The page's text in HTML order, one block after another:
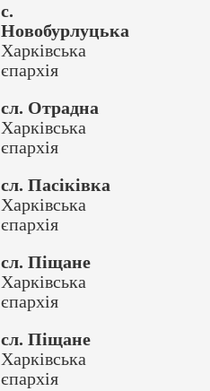
с.
Новобурлуцька
Харківська
єпархія
сл. Отрадна
Харківська
єпархія
сл. Пасіківка
Харківська
єпархія
сл. Піщане
Харківська
єпархія
сл. Піщане
Харківська
єпархія